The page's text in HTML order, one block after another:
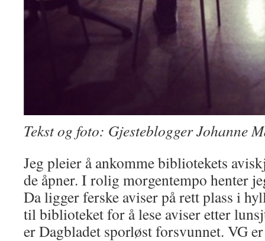
Tekst og foto: Gjesteblogger Johanne
Jeg pleier å ankomme bibliotekets
de åpner. I rolig morgentempo henter
Da ligger ferske aviser på rett plass i
til biblioteket for å lese aviser etter
er Dagbladet sporløst forsvunnet. VG